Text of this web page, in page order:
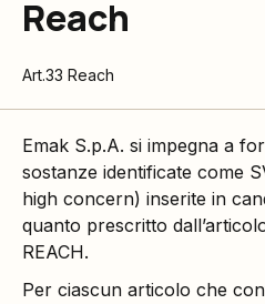
Reach
Art.33 Reach
Emak S.p.A. si impegna a
sostanze identificate come
high concern) inserite in
quanto prescritto
REACH.
Per ciascun articolo che